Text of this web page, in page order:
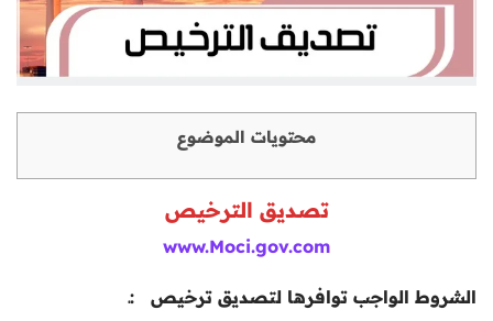
محتويات الموضوع
تصديق الترخيص
www.Moci.gov.com
الشروط الواجب توافرها لتصديق ترخيص :ـ